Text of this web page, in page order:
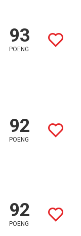
93
POENG
92
POENG
92
POENG